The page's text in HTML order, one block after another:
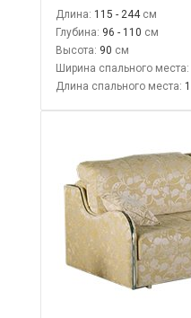
Длина: 115 - 244
Глубина: 96 - 110
Высота: 90
Ширина спального места:
Длина спального места: